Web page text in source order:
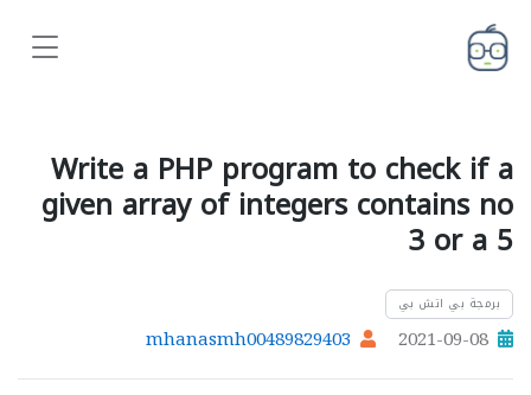
Write a PHP program to check if a
given array of integers contains no
3 or a 5
برمجة بي اتش بي
2021-09-08
mhanasmh00489829403